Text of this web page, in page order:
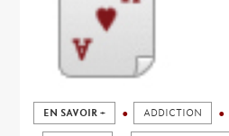
EN SAVOIR + ADDICTION